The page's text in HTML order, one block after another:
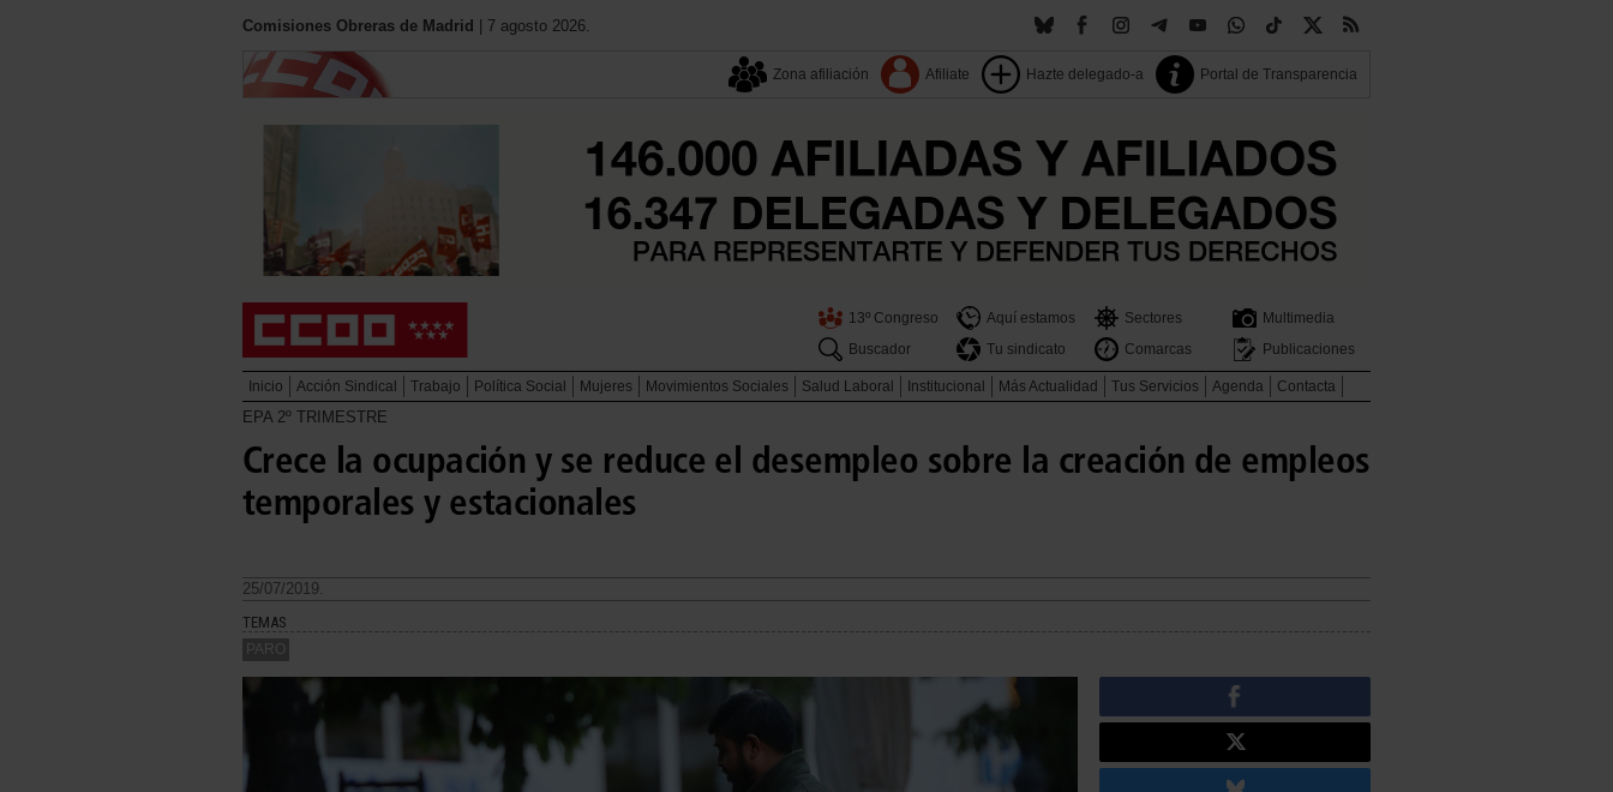
Comisiones Obreras de Madrid | 7 agosto 2026.
Zona afiliación Afiliate Hazte delegado-a Portal de Transparencia
13º Congreso Aquí estamos Sectores
Multimedia
Buscador
Tu sindicato Comarcas Publicaciones
Inicio Acción Sindical Trabajo Política Social Mujeres Movimientos Sociales Salud Laboral Institucional Más Actualidad Tus Servicios Agenda Contacta
EPA 2º TRIMESTRE
Crece la ocupación y se reduce el desempleo sobre la creación de empleos
temporales y estacionales
25/07/2019.
TEMAS
PARO